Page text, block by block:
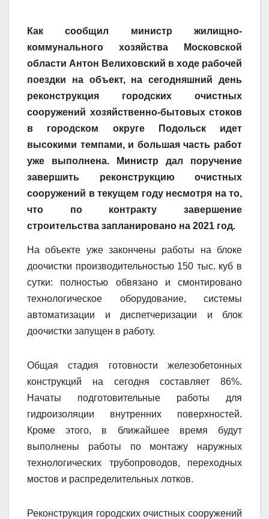
Как сообщил министр жилищно-
коммунального хозяйства Московской
области Антон Велиховский в ходе рабочей
поездки на объект, на сегодняшний день
реконструкция городских очистных
сооружений хозяйственно-бытовых стоков
в городском округе Подольск идет
высокими темпами, и большая часть работ
уже выполнена. Министр дал поручение
завершить реконструкцию очистных
сооружений в текущем году несмотря на то,
что по контракту завершение
строительства запланировано на 2021 год.
На объекте уже закончены работы на блоке
доочистки производительностью 150 тыс. куб в
сутки: полностью обвязано и смонтировано
технологическое оборудование, системы
автоматизации и диспетчеризации и блок
доочистки запущен в работу.
Общая стадия готовности железобетонных
конструкций на сегодня составляет 86%.
Начаты подготовительные работы для
гидроизоляции внутренних поверхностей.
Кроме этого, в ближайшее время будут
выполнены работы по монтажу наружных
технологических трубопроводов, переходных
мостов и распределительных лотков.
Реконструкция городских очистных сооружений